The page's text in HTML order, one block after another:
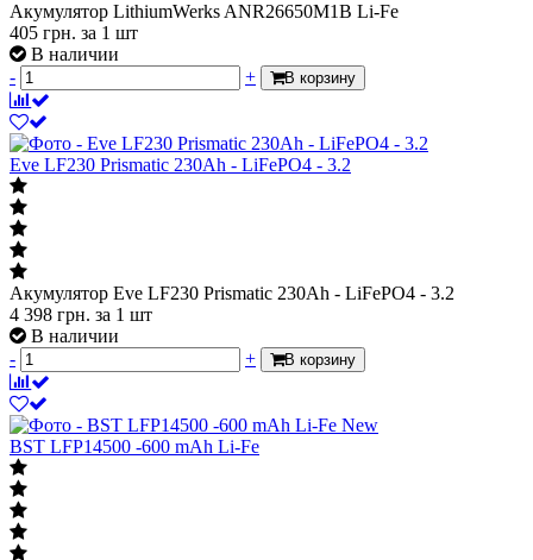
Акумулятор LithiumWerks ANR26650M1B Li-Fe
405 грн. за 1 шт
В наличии
-
+ В корзину
Eve LF230 Prismatic 230Ah - LiFePO4 - 3.2
Акумулятор Eve LF230 Prismatic 230Ah - LiFePO4 - 3.2
4 398 грн. за 1 шт
В наличии
-
+ В корзину
New
BST LFP14500 -600 mAh Li-Fe